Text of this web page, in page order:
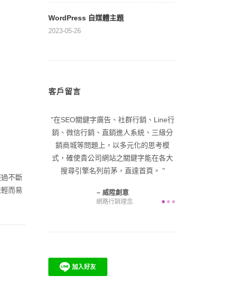
不斷
而易
WordPress 自媒體主題
2023-05-26
客戶留言
在SEO關鍵字廣告、社群行銷、Line行
銷、微信行銷、直銷進人系統、三級分
銷商城等問題上，以多元化的思考模
式，確使貴公司網站之關鍵字能在各大
搜尋引擎名列前茅，直達首頁。
威陞創意
網路行銷理念.